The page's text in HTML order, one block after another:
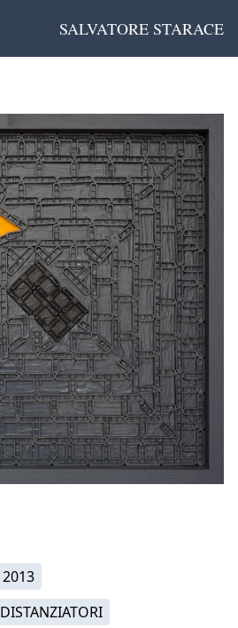
SALVATORE STARACE
2013
DISTANZIATORI